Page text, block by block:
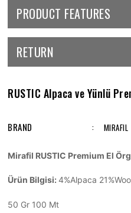
PRODUCT FEATURES
RETURN
RUSTIC Alpaca ve Yünlü
BRAND MIRAFIL
Mirafil RUSTIC Premium El
Ürün Bilgisi:4%Alpaca
50 Gr 100 Mt